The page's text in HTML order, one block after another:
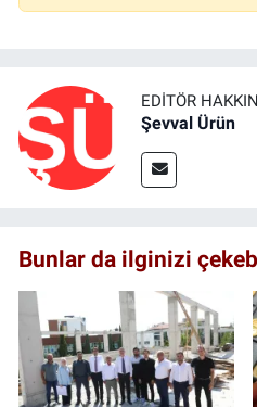
EDITÖR
Şevval Ürün
Bunlar da ilginizi